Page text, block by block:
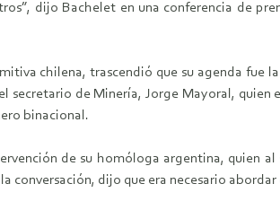
dijo Bachelet en una conferencia de
chilena, trascendió que su agenda fue
de Minería, Jorge Mayoral,
binacional.
de su homóloga argentina, quien
dijo que era necesario abordar